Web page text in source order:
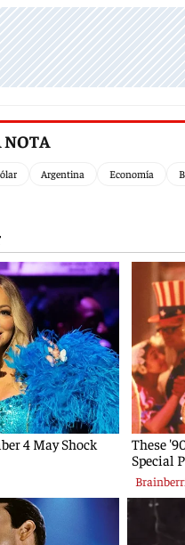
NOTA
Argentina Economía